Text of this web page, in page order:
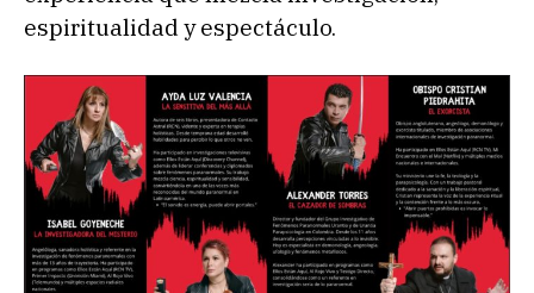
espiritualidad y espectáculo.